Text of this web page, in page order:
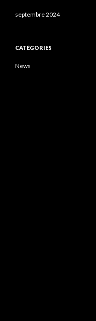
septembre 2024
CATÉGORIES
News